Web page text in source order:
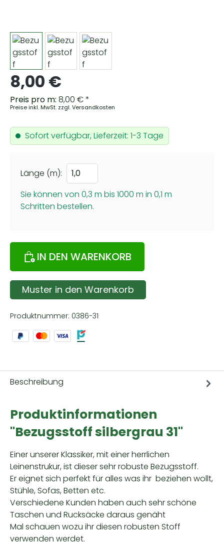
Regulärer Preis:
8,00 €
Preis pro m: 8,00 € *
Preise inkl. MwSt. zzgl. Versandkosten
Sofort verfügbar, Lieferzeit: 1-3 Tage
Länge (m):
Sie können von 0,3 m bis 1000 m in 0,1 m
Schritten bestellen.
IN DEN WARENKORB
Muster in den Warenkorb
Produktnummer: 0386-31
Beschreibung
Produktinformationen
"Bezugsstoff silbergrau 31"
Einer unserer Klassiker, mit einer herrlichen
Leinenstrukur, ist dieser sehr robuste Bezugsstoff.
Er eignet sich perfekt für alles was ihr beziehen wollt,
Stühle, Sofas, Betten etc.
Verschiedene Kunden haben auch sehr schöne
Taschen und Rucksäcke daraus genäht
Mal schauen wozu ihr diesen robusten Stoff
verwenden werdet.